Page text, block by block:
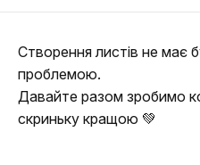
Створення листів не має
проблемою.
Давайте разом зробимо
скриньку кращою 💚